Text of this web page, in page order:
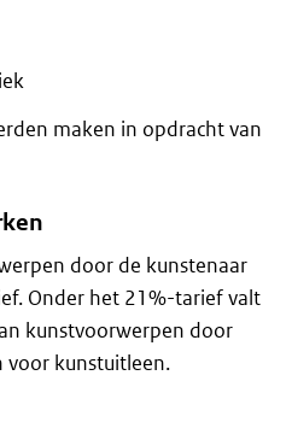
maken in opdracht van
door de kunstenaar
Onder het 21%-tarief valt
kunstvoorwerpen door
voor kunstuitleen.